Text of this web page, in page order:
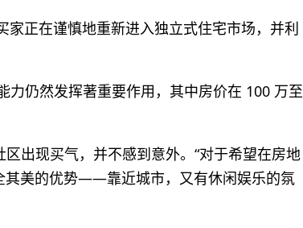
正在谨慎地重新进入独立式住宅市场，并利
力仍然发挥著重要作用，其中房价在 100 万至
出现买气，并不感到意外。“对于希望在房地
其美的优势——靠近城市，又有休闲娱乐的氛